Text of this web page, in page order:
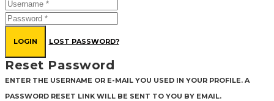
LOGIN LOST PASSWORD?
Reset Password
ENTER THE USERNAME OR E-MAIL YOU USED IN YOUR PROFILE. A
PASSWORD RESET LINK WILL BE SENT TO YOU BY EMAIL.